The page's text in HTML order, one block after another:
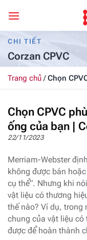
qua
nội
dungCHI TIẾT
Corzan CPVC
Trang chủ/Chọn
của bạn | Corzan
Chọn CPVC
ống của bạn |
22/11/2023
Merriam-Webster
không được bán
cụ thể”. Nhưng khi
vật liệu có thương
thế nào? Ví dụ, trong
chung của vật liệu
được để hoàn thành